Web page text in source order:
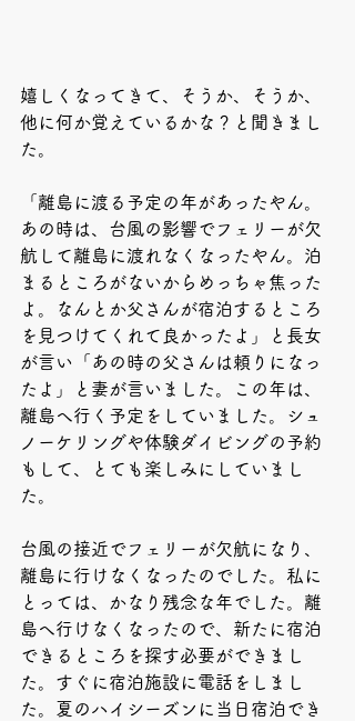
嬉しくなってきて、そうか、そうか、
他に何か覚えているかな？と聞きまし
た。
「離島に渡る予定の年があったやん。
あの時は、台風の影響でフェリーが欠
航して離島に渡れなくなったやん。泊
まるところがないからめっちゃ焦った
よ。なんとか父さんが宿泊するところ
を見つけてくれて良かったよ」と長女
が言い「あの時の父さんは頼りになっ
たよ」と妻が言いました。この年は、
離島へ行く予定をしていました。シュ
ノーケリングや体験ダイビングの予約
もして、とても楽しみにしていまし
た。
台風の接近でフェリーが欠航になり、
離島に行けなくなったのでした。私に
とっては、かなり残念な年でした。離
島へ行けなくなったので、新たに宿泊
できるところを探す必要ができまし
た。すぐに宿泊施設に電話をしまし
た。夏のハイシーズンに当日宿泊でき